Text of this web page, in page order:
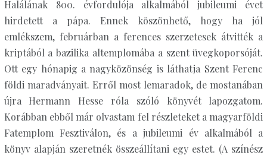
Halálának 800. évfordulója alkalmából jubileumi évet
hirdetett a pápa. Ennek köszönhető, hogy ha jól
emlékszem, februárban a ferences szerzetesek átvitték a
kriptából a bazilika altemplomába a szent üvegkoporsóját.
Ott egy hónapig a nagyközönség is láthatja Szent Ferenc
földi maradványait. Erről most lemaradok, de mostanában
újra Hermann Hesse róla szóló könyvét lapozgatom.
Korábban ebből már olvastam fel részleteket a magyarföldi
Fatemplom Fesztiválon, és a jubileumi év alkalmából a
könyv alapján szeretnék összeállítani egy estet. (A színész